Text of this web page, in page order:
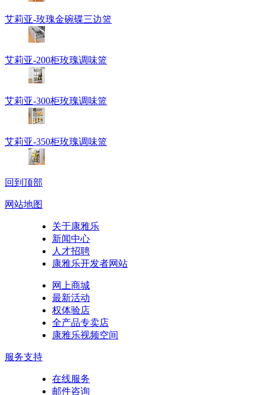
艾莉亚-玫瑰金碗碟三边篮
艾莉亚-200柜玫瑰调味篮
艾莉亚-300柜玫瑰调味篮
艾莉亚-350柜玫瑰调味篮
回到顶部
网站地图
关于康雅乐
新闻中心
人才招聘
康雅乐开发者网站
网上商城
最新活动
权体验店
全产品专卖店
康雅乐视频空间
服务支持
在线服务
邮件咨询